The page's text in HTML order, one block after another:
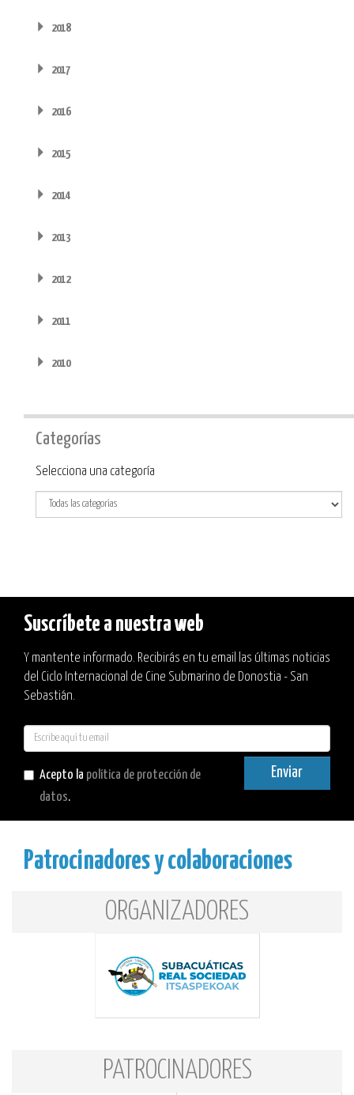
2018
2017
2016
2015
2014
2013
2012
2011
2010
Categorías
Categoría
Selecciona una categoría
Suscríbete a nuestra web
Y mantente informado. Recibirás en tu email las últimas noticias
del Ciclo Internacional de Cine Submarino de Donostia - San
Sebastián.
Acepto la política de protección de
datos.
Enviar
Patrocinadores y colaboraciones
ORGANIZADORES
PATROCINADORES